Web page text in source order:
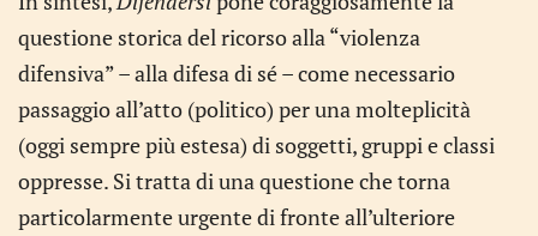
questione storica del ricorso alla “violenza
difensiva” – alla difesa di sé – come necessario
passaggio all’atto (politico) per una molteplicità
(oggi sempre più estesa) di soggetti, gruppi e classi
oppresse. Si tratta di una questione che torna
particolarmente urgente di fronte all’ulteriore